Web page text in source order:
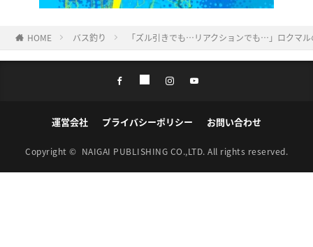
HOME バス釣り 「ズル引きでも…リアクションでも…」ロクマ
運営会社 プライバシーポリシー お問い合わせ
Copyright © NAIGAI PUBLISHING CO.,LTD. All rights reserved.